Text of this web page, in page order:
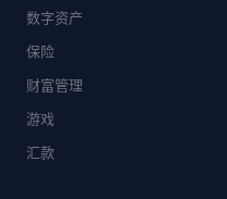
数字资产
保险
财富管理
游戏
汇款